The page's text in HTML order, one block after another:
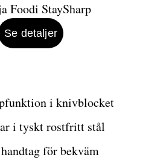
i knivblocket
i tyskt rostfritt stål
för bekväm
Se detaljer